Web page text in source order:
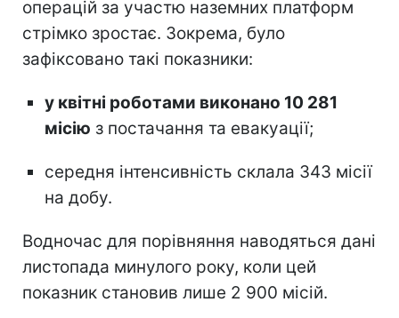
операцій за участю наземних платформ
стрімко зростає. Зокрема, було
зафіксовано такі показники:
у квітні роботами виконано 10 281
місію з постачання та евакуації;
середня інтенсивність склала 343 місії
на добу.
Водночас для порівняння наводяться дані
листопада минулого року, коли цей
показник становив лише 2 900 місій.